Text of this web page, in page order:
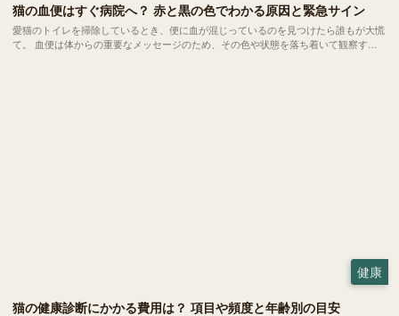
猫の血便はすぐ病院へ？ 赤と黒の色でわかる原因と緊急サイン
愛猫のトイレを掃除しているとき、便に血が混じっているのを見つけたら誰もが大慌
て。 血便は体からの重要なメッセージのため、その色や状態を落ち着いて観察する
健康
猫の健康診断にかかる費用は？ 項目や頻度と年齢別の目安